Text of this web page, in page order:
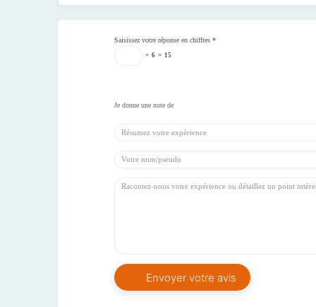
Saisissez votre réponse en chiffres *
+ 6 = 15